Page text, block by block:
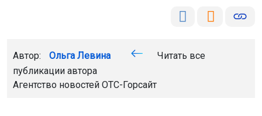
Автор: Ольга Левина
Читать все
публикации автора
Агентство новостей ОТС-Горсайт